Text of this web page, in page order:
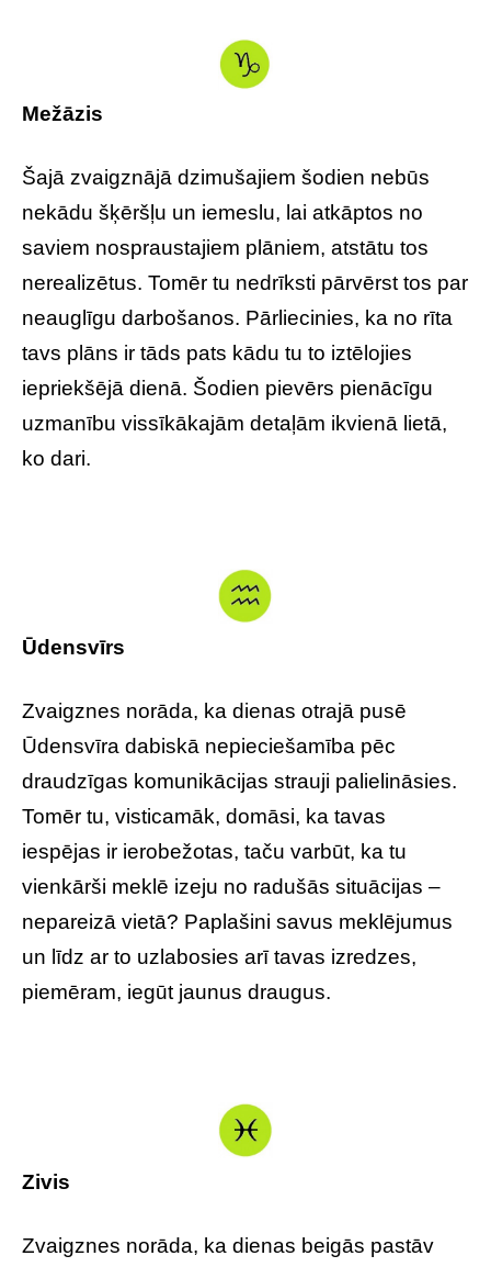
Mežāzis
Šajā zvaigznājā dzimušajiem šodien nebūs
nekādu šķēršļu un iemeslu, lai atkāptos no
saviem nospraustajiem plāniem, atstātu tos
nerealizētus. Tomēr tu nedrīksti pārvērst tos par
neauglīgu darbošanos. Pārliecinies, ka no rīta
tavs plāns ir tāds pats kādu tu to iztēlojies
iepriekšējā dienā. Šodien pievērs pienācīgu
uzmanību vissīkākajām detaļām ikvienā lietā,
ko dari.
Ūdensvīrs
Zvaigznes norāda, ka dienas otrajā pusē
Ūdensvīra dabiskā nepieciešamība pēc
draudzīgas komunikācijas strauji palielināsies.
Tomēr tu, visticamāk, domāsi, ka tavas
iespējas ir ierobežotas, taču varbūt, ka tu
vienkārši meklē izeju no radušās situācijas –
nepareizā vietā? Paplašini savus meklējumus
un līdz ar to uzlabosies arī tavas izredzes,
piemēram, iegūt jaunus draugus.
Zivis
Zvaigznes norāda, ka dienas beigās pastāv